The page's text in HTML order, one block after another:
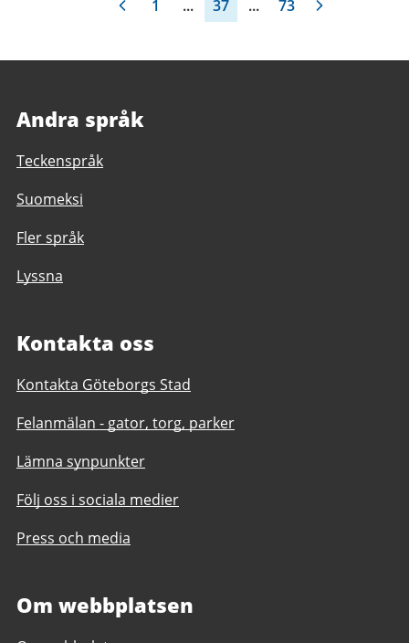
1 ... 37 ... 73
Andra språk
Teckenspråk
Suomeksi
Fler språk
Lyssna
Kontakta oss
Kontakta Göteborgs Stad
Felanmälan - gator, torg, parker
Lämna synpunkter
Följ oss i sociala medier
Press och media
Om webbplatsen